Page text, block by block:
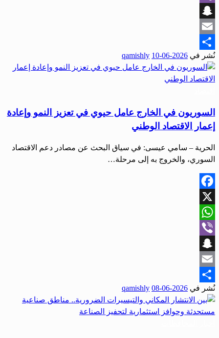
Viber
Snapchat
Email
Share
نُشر في 2026-06-10
qamishly
السوريون في الخارج عامل حيوي في تعزيز النمو وإعادة
إعمار الاقتصاد الوطني
الحرية – سامي عيسى: في سياق البحث عن مصادر دعم الاقتصاد
السوري، والخروج به إلى مرحلة…
Facebook
X
WhatsApp
Viber
Snapchat
Email
Share
نُشر في 2026-06-08
qamishly